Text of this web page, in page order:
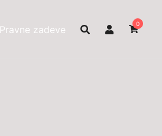
Pravne zadeve 0